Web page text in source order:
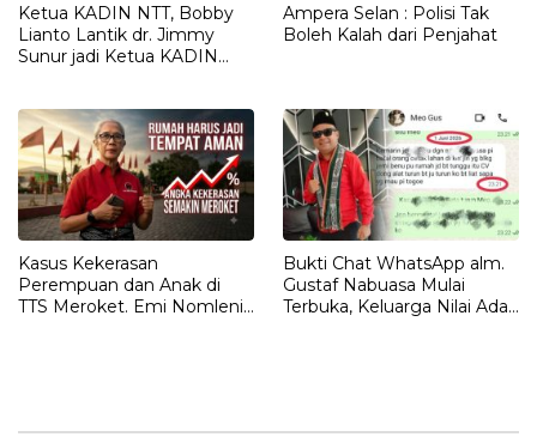
Ketua KADIN NTT, Bobby
Lianto Lantik dr. Jimmy
Sunur jadi Ketua KADIN
Ampera Selan : Polisi Tak
Boleh Kalah dari Penjahat
Kasus Kekerasan
Perempuan dan Anak di
TTS Meroket. Emi Nomleni :
Bukti Chat WhatsApp alm.
Gustaf Nabuasa Mulai
Terbuka, Keluarga Nilai Ada